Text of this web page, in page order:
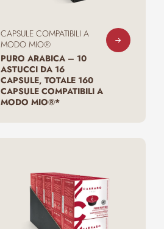
CAPSULE COMPATIBILI A
MODO MIO®
PURO ARABICA – 10
ASTUCCI DA 16
CAPSULE, TOTALE 160
CAPSULE COMPATIBILI A
MODO MIO®*